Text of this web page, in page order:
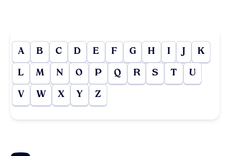
A B C D E F G H I J K
L M N O P Q R S T U
V W X Y Z